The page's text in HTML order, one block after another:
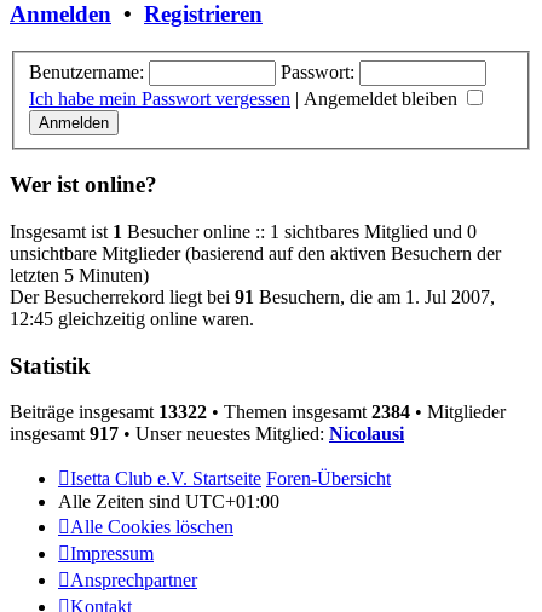
Anmelden • Registrieren
Benutzername:
Passwort:
Ich habe mein Passwort vergessen | Angemeldet bleiben
Wer ist online?
Insgesamt ist 1 Besucher online :: 1 sichtbares Mitglied und 0
unsichtbare Mitglieder (basierend auf den aktiven Besuchern der
letzten 5 Minuten)
Der Besucherrekord liegt bei 91 Besuchern, die am 1. Jul 2007,
12:45 gleichzeitig online waren.
Statistik
Beiträge insgesamt 13322 • Themen insgesamt 2384 • Mitglieder
insgesamt 917 • Unser neuestes Mitglied: Nicolausi
Isetta Club e.V. Startseite Foren-Übersicht
Alle Zeiten sind UTC+01:00
Alle Cookies löschen
Impressum
Ansprechpartner
Kontakt